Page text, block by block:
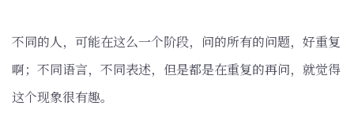
不同的人，可能在这么一个阶段，问的所有的问题，好重复
啊；不同语言，不同表述，但是都是在重复的再问，就觉得
这个现象很有趣。